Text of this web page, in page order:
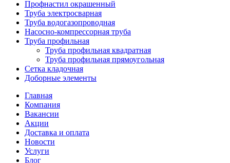
Профнастил окрашенный
Труба электросварная
Труба водогазопроводная
Насосно-компрессорная труба
Труба профильная
Труба профильная квадратная
Труба профильная прямоугольная
Сетка кладочная
Доборные элементы
Главная
Компания
Вакансии
Акции
Доставка и оплата
Новости
Услуги
Блог